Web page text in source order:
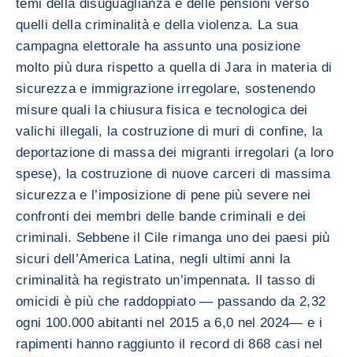
temi della disuguaglianza e delle pensioni verso
quelli della criminalità e della violenza. La sua
campagna elettorale ha assunto una posizione
molto più dura rispetto a quella di Jara in materia di
sicurezza e immigrazione irregolare, sostenendo
misure quali la chiusura fisica e tecnologica dei
valichi illegali, la costruzione di muri di confine, la
deportazione di massa dei migranti irregolari (a loro
spese), la costruzione di nuove carceri di massima
sicurezza e l’imposizione di pene più severe nei
confronti dei membri delle bande criminali e dei
criminali. Sebbene il Cile rimanga uno dei paesi più
sicuri dell’America Latina, negli ultimi anni la
criminalità ha registrato un’impennata. Il tasso di
omicidi è più che raddoppiato — passando da 2,32
ogni 100.000 abitanti nel 2015 a 6,0 nel 2024— e i
rapimenti hanno raggiunto il record di 868 casi nel